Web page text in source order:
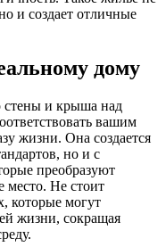
и создает отличные
дому
стены и крыша над
вашим
жизни. Она создается
но и с
преобразуют
место. Не стоит
которые могут
жизни, сокращая